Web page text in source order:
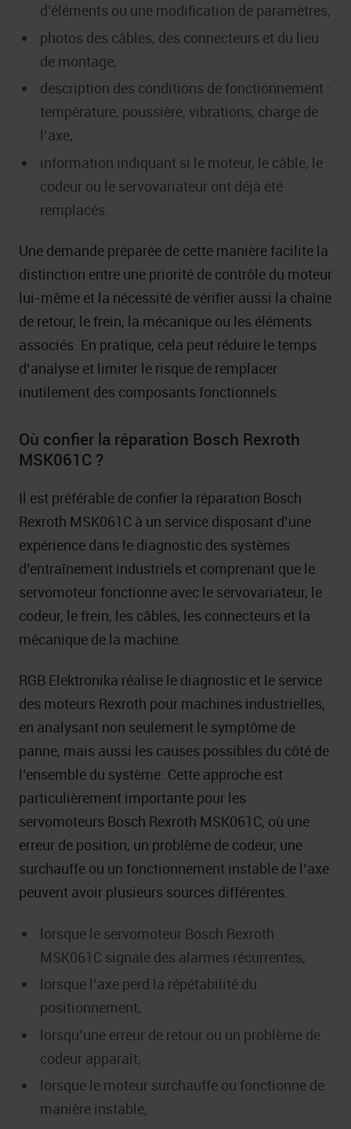
d’éléments ou une modification de paramètres,
photos des câbles, des connecteurs et du lieu
de montage,
description des conditions de fonctionnement :
température, poussière, vibrations, charge de
l’axe,
information indiquant si le moteur, le câble, le
codeur ou le servovariateur ont déjà été
remplacés.
Une demande préparée de cette manière facilite la
distinction entre une priorité de contrôle du moteur
lui-même et la nécessité de vérifier aussi la chaîne
de retour, le frein, la mécanique ou les éléments
associés. En pratique, cela peut réduire le temps
d’analyse et limiter le risque de remplacer
inutilement des composants fonctionnels.
Où confier la réparation Bosch Rexroth
MSK061C ?
Il est préférable de confier la réparation Bosch
Rexroth MSK061C à un service disposant d’une
expérience dans le diagnostic des systèmes
d’entraînement industriels et comprenant que le
servomoteur fonctionne avec le servovariateur, le
codeur, le frein, les câbles, les connecteurs et la
mécanique de la machine.
RGB Elektronika réalise le diagnostic et le service
des moteurs Rexroth pour machines industrielles,
en analysant non seulement le symptôme de
panne, mais aussi les causes possibles du côté de
l’ensemble du système. Cette approche est
particulièrement importante pour les
servomoteurs Bosch Rexroth MSK061C, où une
erreur de position, un problème de codeur, une
surchauffe ou un fonctionnement instable de l’axe
peuvent avoir plusieurs sources différentes.
lorsque le servomoteur Bosch Rexroth
MSK061C signale des alarmes récurrentes,
lorsque l’axe perd la répétabilité du
positionnement,
lorsqu’une erreur de retour ou un problème de
codeur apparaît,
lorsque le moteur surchauffe ou fonctionne de
manière instable,